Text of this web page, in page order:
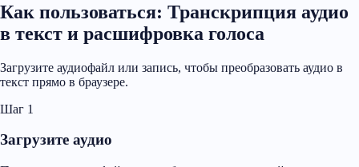
Как пользоваться: Транскрипция аудио
в текст и расшифровка голоса
Загрузите аудиофайл или запись, чтобы преобразовать аудио в
текст прямо в браузере.
Шаг 1
Загрузите аудио